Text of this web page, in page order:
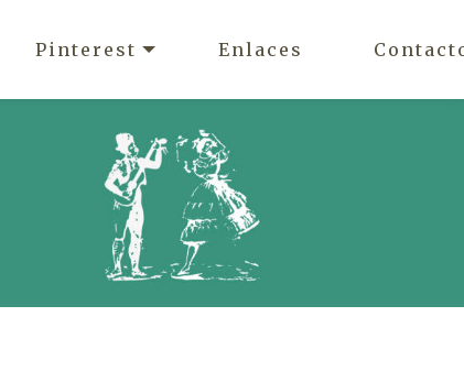
Pinterest Enlaces